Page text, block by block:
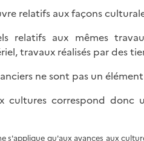
relatifs aux façons
relatifs aux mêmes
travaux réalisés par des
ne sont pas un
cultures correspond
s'applique qu'aux avances aux